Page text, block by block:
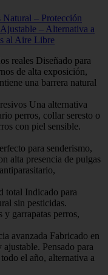
– Protección
– Alternativa a
al Aire Libre
reales Diseñado para
de alta exposición,
una barrera natural
Una alternativa
perros, collar seresto o
con piel sensible.
para senderismo,
alta presencia de pulgas
total Indicado para
sin pesticidas.
garrapatas perros,
avanzada Fabricado en
Pensado para
el año, alternativa a